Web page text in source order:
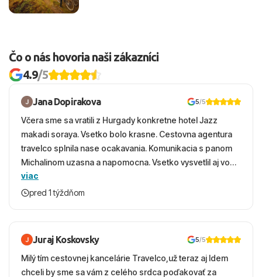
Čo o nás hovoria naši zákazníci
4.9/5
Jana Dopirakova 5/5
Včera sme sa vratili z Hurgady konkretne hotel Jazz
makadi soraya. Vsetko bolo krasne. Cestovna agentura
travelco splnila nase ocakavania. Komunikacia s panom
Michalinom uzasna a napomocna. Vsetko vysvetlil aj vo
vecernych hodinach zaco sa ospravedlnujem. Hotel
krasny, cisty. Sluzby top. Strava, prostredie, more,
viac
pred 1 týždňom
Juraj Koskovsky 5/5
Milý tím cestovnej kancelárie Travelco,už teraz aj Idem
chceli by sme sa vám z celého srdca poďakovať za